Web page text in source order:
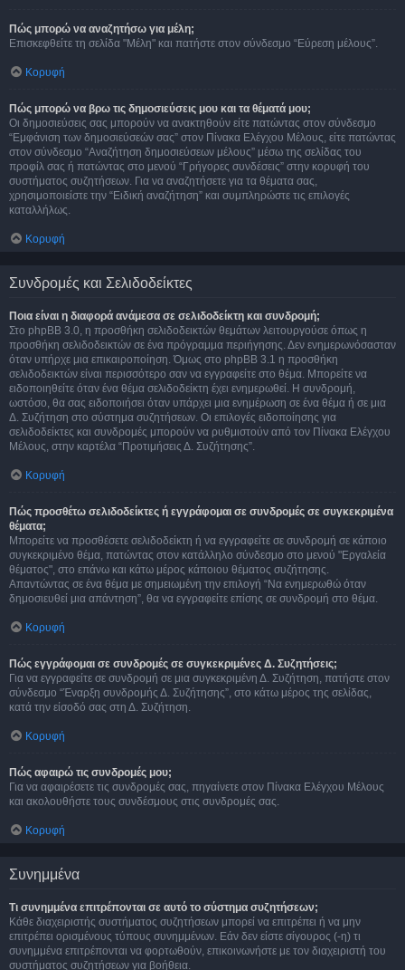
Πώς μπορώ να αναζητήσω για μέλη;
Επισκεφθείτε τη σελίδα "Μέλη" και πατήστε στον σύνδεσμο “Εύρεση μέλους”.
Κορυφή
Πώς μπορώ να βρω τις δημοσιεύσεις μου και τα θέματά μου;
Οι δημοσιεύσεις σας μπορούν να ανακτηθούν είτε πατώντας στον σύνδεσμο
“Εμφάνιση των δημοσιεύσεών σας” στον Πίνακα Ελέγχου Μέλους, είτε πατώντας
στον σύνδεσμο “Αναζήτηση δημοσιεύσεων μέλους” μέσω της σελίδας του
προφίλ σας ή πατώντας στο μενού “Γρήγορες συνδέσεις” στην κορυφή του
συστήματος συζητήσεων. Για να αναζητήσετε για τα θέματα σας,
χρησιμοποιείστε την “Ειδική αναζήτηση” και συμπληρώστε τις επιλογές
καταλλήλως.
Κορυφή
Συνδρομές και Σελιδοδείκτες
Ποια είναι η διαφορά ανάμεσα σε σελιδοδείκτη και συνδρομή;
Στο phpBB 3.0, η προσθήκη σελιδοδεικτών θεμάτων λειτουργούσε όπως η
προσθήκη σελιδοδεικτών σε ένα πρόγραμμα περιήγησης. Δεν ενημερωνόσασταν
όταν υπήρχε μια επικαιροποίηση. Όμως στο phpBB 3.1 η προσθήκη
σελιδοδεικτών είναι περισσότερο σαν να εγγραφείτε στο θέμα. Μπορείτε να
ειδοποιηθείτε όταν ένα θέμα σελιδοδείκτη έχει ενημερωθεί. Η συνδρομή,
ωστόσο, θα σας ειδοποιήσει όταν υπάρχει μια ενημέρωση σε ένα θέμα ή σε μια
Δ. Συζήτηση στο σύστημα συζητήσεων. Οι επιλογές ειδοποίησης για
σελιδοδείκτες και συνδρομές μπορούν να ρυθμιστούν από τον Πίνακα Ελέγχου
Μέλους, στην καρτέλα “Προτιμήσεις Δ. Συζήτησης”.
Κορυφή
Πώς προσθέτω σελιδοδείκτες ή εγγράφομαι σε συνδρομές σε συγκεκριμένα
θέματα;
Μπορείτε να προσθέσετε σελιδοδείκτη ή να εγγραφείτε σε συνδρομή σε κάποιο
συγκεκριμένο θέμα, πατώντας στον κατάλληλο σύνδεσμο στο μενού "Εργαλεία
θέματος", στο επάνω και κάτω μέρος κάποιου θέματος συζήτησης.
Απαντώντας σε ένα θέμα με σημειωμένη την επιλογή “Να ενημερωθώ όταν
δημοσιευθεί μια απάντηση”, θα να εγγραφείτε επίσης σε συνδρομή στο θέμα.
Κορυφή
Πώς εγγράφομαι σε συνδρομές σε συγκεκριμένες Δ. Συζητήσεις;
Για να εγγραφείτε σε συνδρομή σε μια συγκεκριμένη Δ. Συζήτηση, πατήστε στον
σύνδεσμο “Έναρξη συνδρομής Δ. Συζήτησης”, στο κάτω μέρος της σελίδας,
κατά την είσοδό σας στη Δ. Συζήτηση.
Κορυφή
Πώς αφαιρώ τις συνδρομές μου;
Για να αφαιρέσετε τις συνδρομές σας, πηγαίνετε στον Πίνακα Ελέγχου Μέλους
και ακολουθήστε τους συνδέσμους στις συνδρομές σας.
Κορυφή
Συνημμένα
Τι συνημμένα επιτρέπονται σε αυτό το σύστημα συζητήσεων;
Κάθε διαχειριστής συστήματος συζητήσεων μπορεί να επιτρέπει ή να μην
επιτρέπει ορισμένους τύπους συνημμένων. Εάν δεν είστε σίγουρος (-η) τι
συνημμένα επιτρέπονται να φορτωθούν, επικοινωνήστε με τον διαχειριστή του
συστήματος συζητήσεων για βοήθεια.